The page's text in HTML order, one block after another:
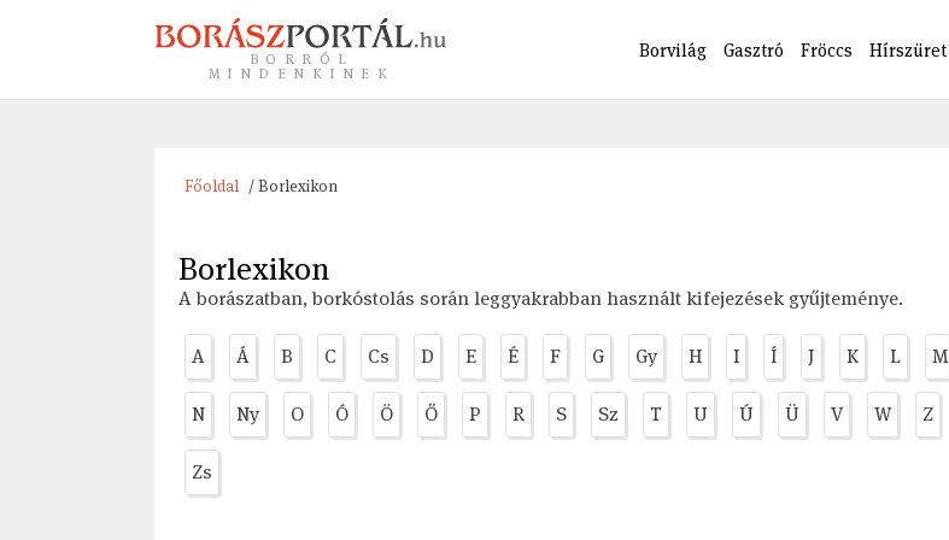
BORRÓL
MINDENKINEK
Borvilág Gasztró Fröccs Hírszüret
Főoldal / Borlexikon
Borlexikon
A borászatban, borkóstolás során leggyakrabban használt kifejezések gyűjteménye.
A Á B C Cs D E É F G Gy H I Í J K L M
N Ny O Ó Ö Ő P R S Sz T U Ú Ü V W Z
Zs